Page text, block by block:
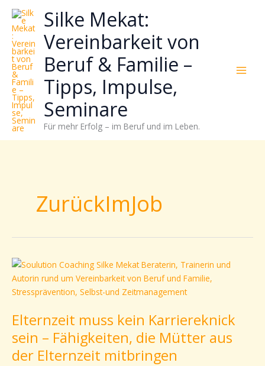
Zum
Inhalt
springen
Silke Mekat:
Vereinbarkeit von
Beruf & Familie –
Tipps, Impulse,
Seminare
Für mehr Erfolg – im Beruf und im Leben.
ZurückImJob
Elternzeit muss kein Karriereknick
sein – Fähigkeiten, die Mütter aus
der Elternzeit mitbringen
Elternzeit
muss
kein
sein
Fähigkeiten,
die
wie
sich
Stress
reduzieren
Energie
gezielter
einsetzen
lässt?
Einfach